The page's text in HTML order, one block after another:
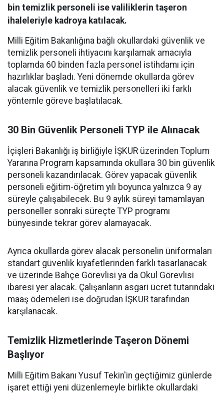
bin temizlik personeli ise valiliklerin taşeron
ihaleleriyle kadroya katılacak.
Milli Eğitim Bakanlığına bağlı okullardaki güvenlik ve
temizlik personeli ihtiyacını karşılamak amacıyla
toplamda 60 binden fazla personel istihdamı için
hazırlıklar başladı. Yeni dönemde okullarda görev
alacak güvenlik ve temizlik personelleri iki farklı
yöntemle göreve başlatılacak.
30 Bin Güvenlik Personeli TYP ile Alınacak
İçişleri Bakanlığı iş birliğiyle İŞKUR üzerinden Toplum
Yararına Program kapsamında okullara 30 bin güvenlik
personeli kazandırılacak. Görev yapacak güvenlik
personeli eğitim-öğretim yılı boyunca yalnızca 9 ay
süreyle çalışabilecek. Bu 9 aylık süreyi tamamlayan
personeller sonraki süreçte TYP programı
bünyesinde tekrar görev alamayacak.
Ayrıca okullarda görev alacak personelin üniformaları
standart güvenlik kıyafetlerinden farklı tasarlanacak
ve üzerinde Bahçe Görevlisi ya da Okul Görevlisi
ibaresi yer alacak. Çalışanların asgari ücret tutarındaki
maaş ödemeleri ise doğrudan İŞKUR tarafından
karşılanacak.
Temizlik Hizmetlerinde Taşeron Dönemi
Başlıyor
Milli Eğitim Bakanı Yusuf Tekin'in geçtiğimiz günlerde
işaret ettiği yeni düzenlemeyle birlikte okullardaki